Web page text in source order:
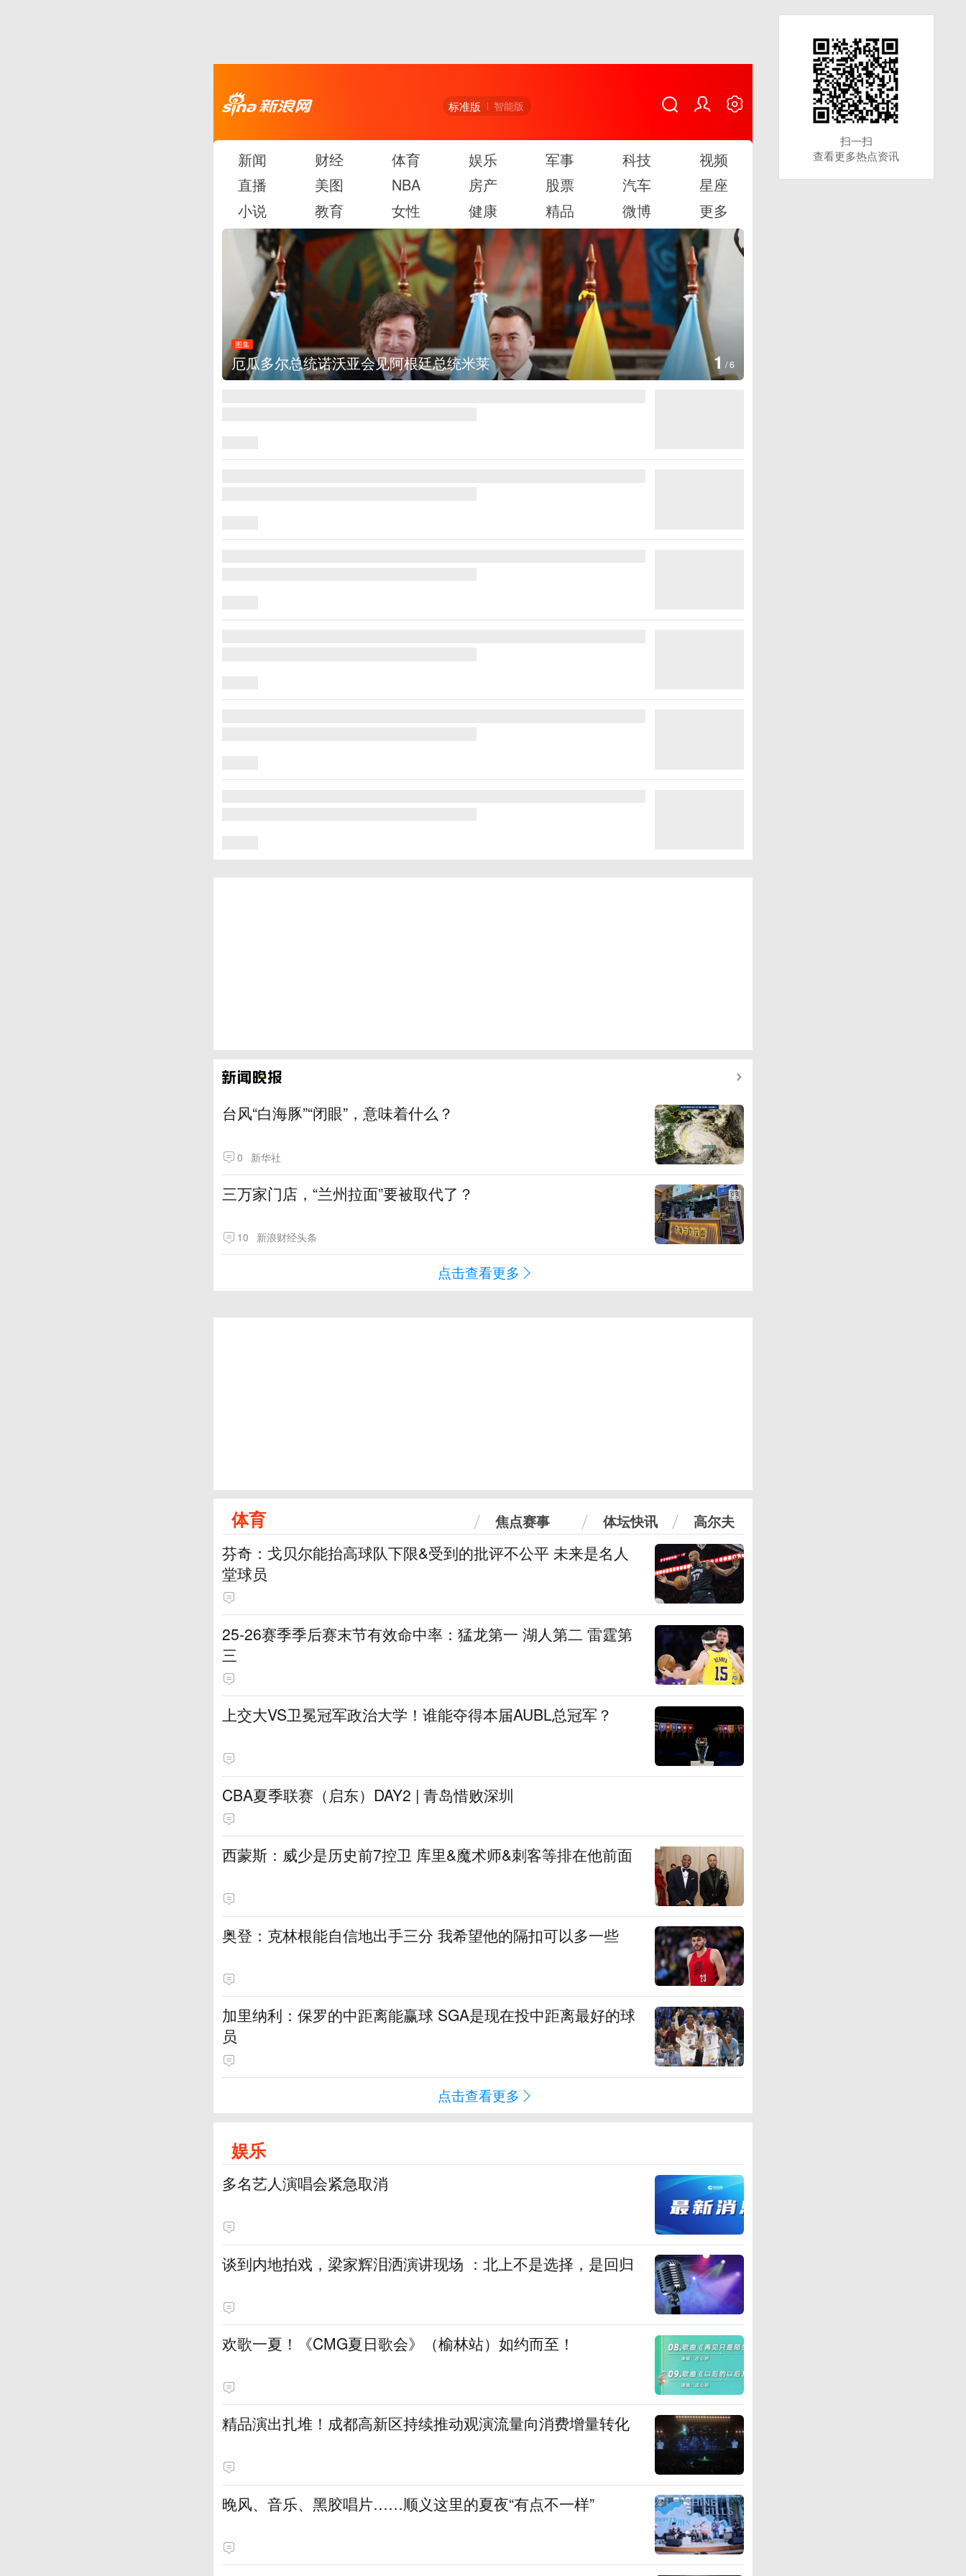
标准版 智能版
新闻 财经 体育 娱乐 军事 科技
视频
直播
美图 NBA 房产 股票 汽车
星座
小说
教育 女性 健康 精品 微博 更多
图集
厄瓜多尔总统诺沃亚会见阿根廷总统米莱 1 /6
台风“白海豚”“闭眼”，意味着什么？
0 新华社
三万家门店，“兰州拉面”要被取代了？
10 新浪财经头条
点击查看更多
体育 焦点赛事 体坛快讯 高尔夫
芬奇：戈贝尔能抬高球队下限&受到的批评不公平 未来是名人
堂球员
25-26赛季季后赛末节有效命中率：猛龙第一 湖人第二 雷霆第
三
上交大VS卫冕冠军政治大学！谁能夺得本届AUBL总冠军？
CBA夏季联赛（启东）DAY2 | 青岛惜败深圳
西蒙斯：威少是历史前7控卫 库里&魔术师&刺客等排在他前面
奥登：克林根能自信地出手三分 我希望他的隔扣可以多一些
加里纳利：保罗的中距离能赢球 SGA是现在投中距离最好的球
员
点击查看更多
娱乐
多名艺人演唱会紧急取消
谈到内地拍戏，梁家辉泪洒演讲现场 ：北上不是选择，是回归
欢歌一夏！《CMG夏日歌会》（榆林站）如约而至！
精品演出扎堆！成都高新区持续推动观演流量向消费增量转化
晚风、音乐、黑胶唱片……顺义这里的夏夜“有点不一样”
扫一扫
查看更多热点资讯
扫一扫
查看更多热点资讯